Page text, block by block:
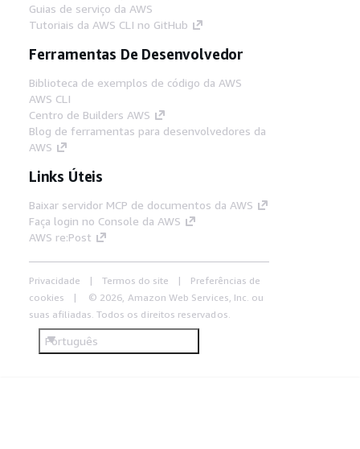
Guias de serviço da AWS
Tutoriais da AWS CLI no GitHub
Ferramentas De Desenvolvedor
Biblioteca de exemplos de código da AWS
AWS CLI
Centro de Builders AWS
Blog de ferramentas para desenvolvedores da
AWS
Links Úteis
Baixar servidor MCP de documentos da AWS
Faça login no Console da AWS
AWS re:Post
Privacidade Termos do site
Preferências de
cookies
© 2026, Amazon Web Services, Inc. ou
suas afiliadas. Todos os direitos reservados.
Português